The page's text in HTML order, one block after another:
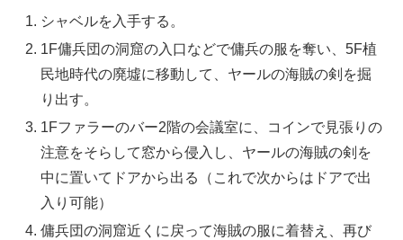
シャベルを入手する。
1F傭兵団の洞窟の入口などで傭兵の服を奪い、5F植
民地時代の廃墟に移動して、ヤールの海賊の剣を掘
り出す。
1Fファラーのバー2階の会議室に、コインで見張りの
注意をそらして窓から侵入し、ヤールの海賊の剣を
中に置いてドアから出る（これで次からはドアで出
入り可能）
傭兵団の洞窟近くに戻って海賊の服に着替え、再び